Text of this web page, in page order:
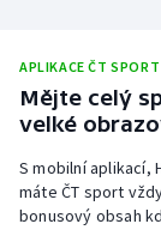
Triatlon
Veslování
Vodní slalom
Volejbal
APLIKACE ČT SPORT
Mějte celý
velké
S mobilní aplikací,
máte ČT sport
bonusový obsah